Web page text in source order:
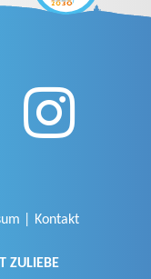
Kontakt
ZULIEBE